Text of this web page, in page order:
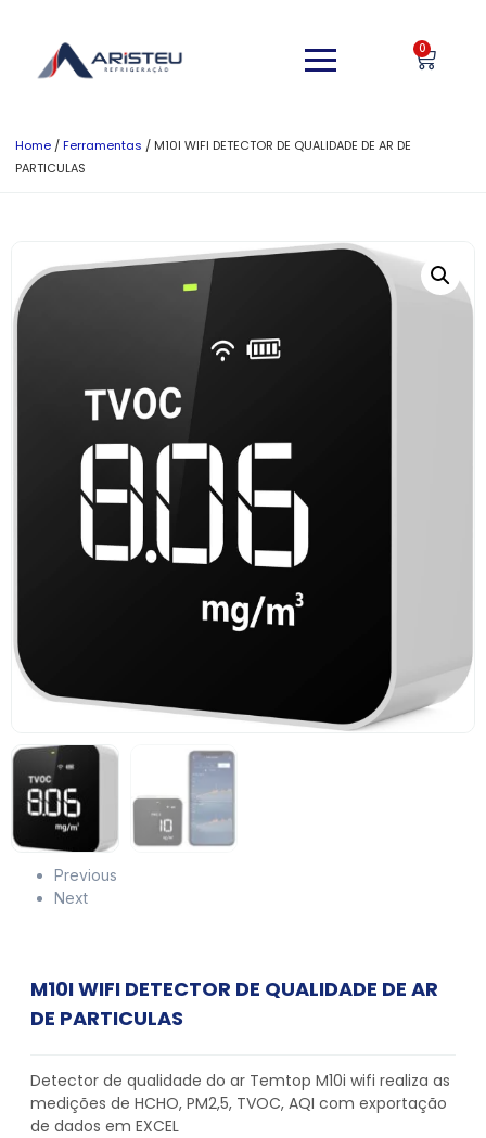
0
Home /Ferramentas / M10I WIFI DETECTOR DE QUALIDADE DE AR DE
PARTICULAS
Previous
Next
M10I WIFI DETECTOR DE QUALIDADE DE AR
DE PARTICULAS
Detector de qualidade do ar Temtop M10i wifi realiza as
medições de HCHO, PM2,5, TVOC, AQI com exportação
de dados em EXCEL